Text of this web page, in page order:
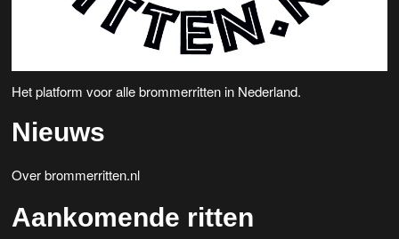
Het platform voor alle brommerritten in Nederland.
Nieuws
Over brommerritten.nl
Aankomende ritten